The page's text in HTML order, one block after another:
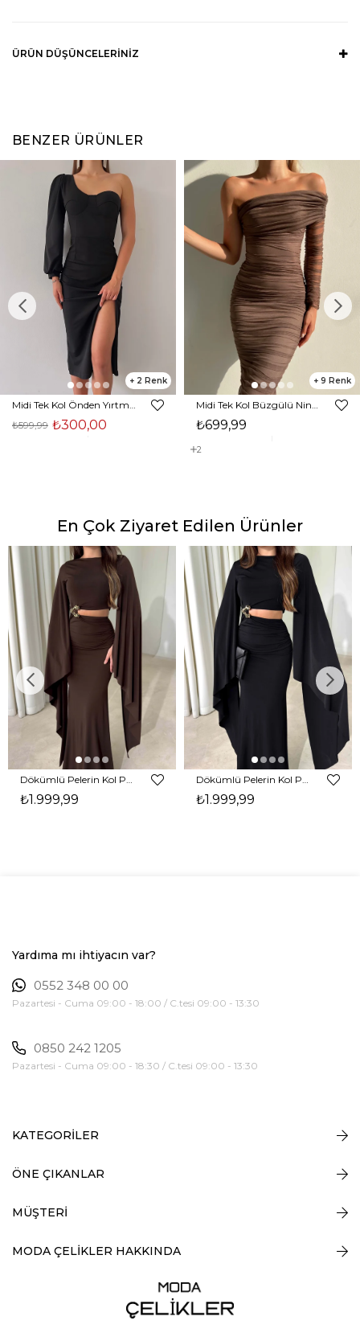
ÜRÜN DÜŞÜNCELERINIZ
BENZER ÜRÜNLER
2
₺300,00
₺599,99
9
₺699,99
2
En Çok Ziyaret Edilen Ürünler
₺1.999,99 ₺1.999,99
Yardıma mı ihtiyacın var?
0552 348 00 00
Pazartesi - Cuma 09:00 - 18:00 / C.tesi 09:00 - 13:30
0850 242 1205
Pazartesi - Cuma 09:00 - 18:30 / C.tesi 09:00 - 13:30
KATEGORİLER
ÖNE ÇIKANLAR
MÜŞTERİ
MODA ÇELİKLER HAKKINDA